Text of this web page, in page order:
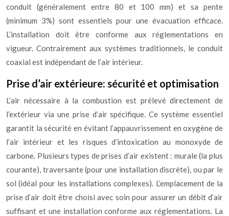
conduit (généralement entre 80 et 100 mm) et sa pente
(minimum 3%) sont essentiels pour une évacuation efficace.
L’installation doit être conforme aux réglementations en
vigueur. Contrairement aux systèmes traditionnels, le conduit
coaxial est indépendant de l’air intérieur.
Prise d’air extérieure: sécurité et optimisation
L’air nécessaire à la combustion est prélevé directement de
l’extérieur via une prise d’air spécifique. Ce système essentiel
garantit la sécurité en évitant l’appauvrissement en oxygène de
l’air intérieur et les risques d’intoxication au monoxyde de
carbone. Plusieurs types de prises d’air existent : murale (la plus
courante), traversante (pour une installation discrète), ou par le
sol (idéal pour les installations complexes). L’emplacement de la
prise d’air doit être choisi avec soin pour assurer un débit d’air
suffisant et une installation conforme aux réglementations. La